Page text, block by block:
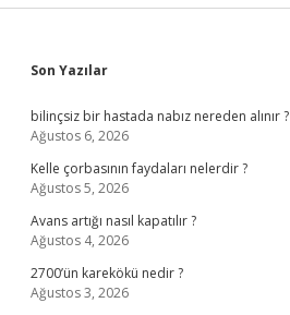
Sidebar
Son Yazılar
bilinçsiz bir hastada nabız nereden alınır ?
Ağustos 6, 2026
Kelle çorbasının faydaları nelerdir ?
Ağustos 5, 2026
Avans artığı nasıl kapatılır ?
Ağustos 4, 2026
2700’ün karekökü nedir ?
Ağustos 3, 2026